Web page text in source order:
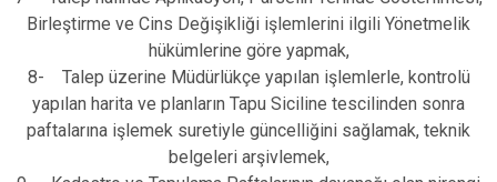
Birleştirme ve Cins Değişikliği işlemlerini ilgili Yönetmelik
hükümlerine göre yapmak,
8- Talep üzerine Müdürlükçe yapılan işlemlerle, kontrolü
yapılan harita ve planların Tapu Siciline tescilinden sonra
paftalarına işlemek suretiyle güncelliğini sağlamak, teknik
belgeleri arşivlemek,